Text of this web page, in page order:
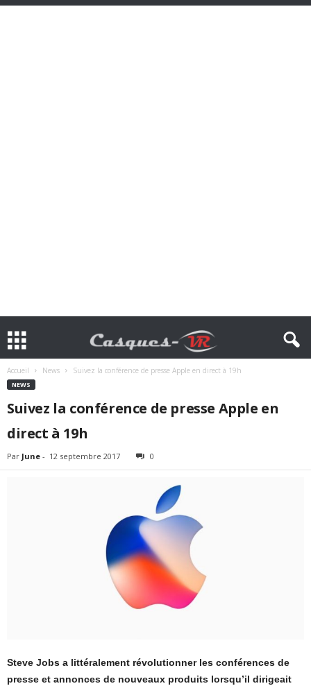
Accueil News Suivez la conférence de presse Apple en direct à 19h
NEWS
Suivez la conférence de presse Apple en
direct à 19h
Par June - 12 septembre 2017 0
Steve Jobs a littéralement révolutionner les conférences de
presse et annonces de nouveaux produits lorsqu’il dirigeait